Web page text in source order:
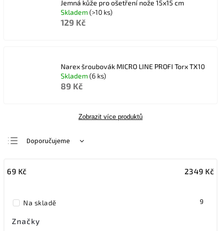
Jemná kůže pro ošetření nože 15x15 cm
Skladem(>10 ks)
129 Kč
Narex šroubovák MICRO LINE PROFI Torx TX10
Skladem(6 ks)
89 Kč
Zobrazit více produktů
Doporučujeme
Abecedně
69 Kč 2349 Kč
Na skladě 9
Značky